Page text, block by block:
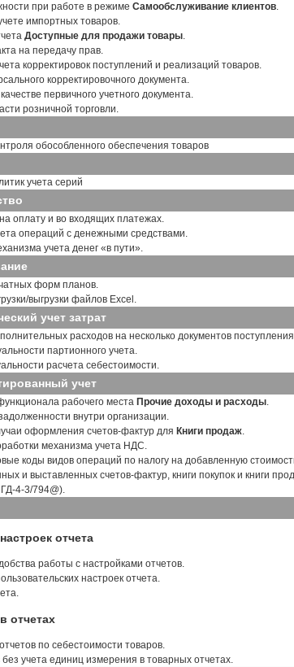
при работе в режиме Самообслуживание клиентов.
импортных товаров.
Доступные для продажи товары.
на передачу прав.
корректировок поступлений и реализаций товаров.
корректировочного документа.
первичного учетного документа.
розничной торговли.
обособленного обеспечения товаров
учета серий
оплату и во входящих платежах.
операций с денежными средствами.
учета денег «в пути».
форм планов.
выгрузки файлов Excel.
учет затрат
расходов на несколько документов
партионного учета.
расчета себестоимости.
учет
рабочего места Прочие доходы и расходы.
внутри организации.
оформления счетов-фактур для Книги продаж.
механизма учета НДС.
коды видов операций по налогу на добавленную
и выставленных счетов-фактур, книги покупок и книги
4-3/794@).
отчета
работы с настройками отчетов.
настроек отчета.
отчетах
по себестоимости товаров.
без учета единиц измерения в товарных отчетах.